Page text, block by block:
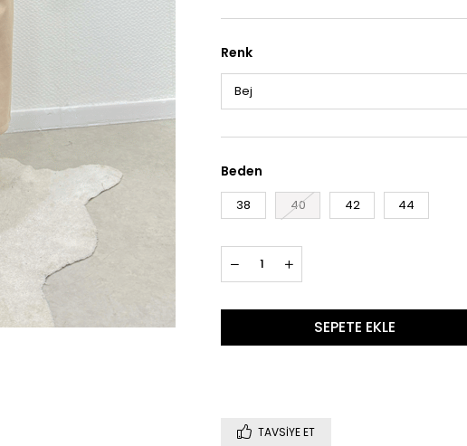
Renk
Beden
38 40 42 44
TAVSIYE ET